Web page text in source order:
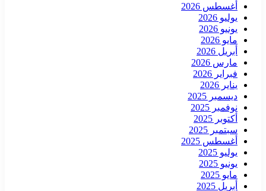
أغسطس 2026
يوليو 2026
يونيو 2026
مايو 2026
أبريل 2026
مارس 2026
فبراير 2026
يناير 2026
ديسمبر 2025
نوفمبر 2025
أكتوبر 2025
سبتمبر 2025
أغسطس 2025
يوليو 2025
يونيو 2025
مايو 2025
أبريل 2025